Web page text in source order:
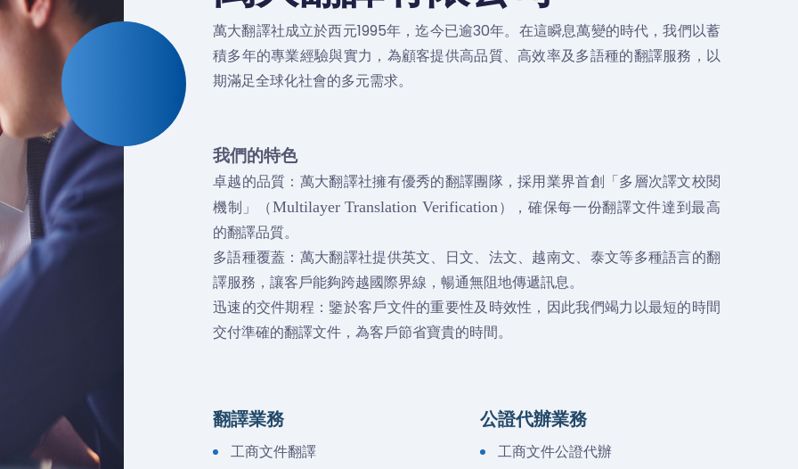
萬大翻譯社成立於西元1995年，迄今已逾30年。在這瞬息萬變的時代，我們以蓄
積多年的專業經驗與實力，為顧客提供高品質、高效率及多語種的翻譯服務，以
期滿足全球化社會的多元需求。
我們的特色
卓越的品質：萬大翻譯社擁有優秀的翻譯團隊，採用業界首創「多層次譯文校閱
機制」（Multilayer Translation Verification），確保每一份翻譯文件達到最高
的翻譯品質。
多語種覆蓋：萬大翻譯社提供英文、日文、法文、越南文、泰文等多種語言的翻
譯服務，讓客戶能夠跨越國際界線，暢通無阻地傳遞訊息。
迅速的交件期程：鑒於客戶文件的重要性及時效性，因此我們竭力以最短的時間
交付準確的翻譯文件，為客戶節省寶貴的時間。
翻譯業務
工商文件翻譯
公證代辦業務
工商文件公證代辦